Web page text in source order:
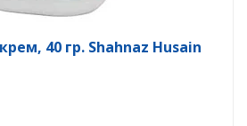
40 гр. Shahnaz Husain